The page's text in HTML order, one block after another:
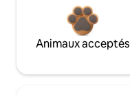
Animaux acceptés